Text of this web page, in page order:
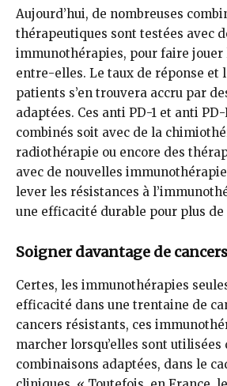
Aujourd’hui, de nombreuses
thérapeutiques sont testées avec
immunothérapies, pour faire jouer
entre-elles. Le taux de réponse et
patients s’en trouvera accru par
adaptées. Ces anti PD-1 et anti
combinés soit avec de la
radiothérapie ou encore des
avec de nouvelles
lever les résistances à
une efficacité durable pour plus
Soigner davantage de cancers
Certes, les immunothérapies
efficacité dans une trentaine de
cancers résistants, ces
marcher lorsqu’elles sont utilisées
combinaisons adaptées, dans le